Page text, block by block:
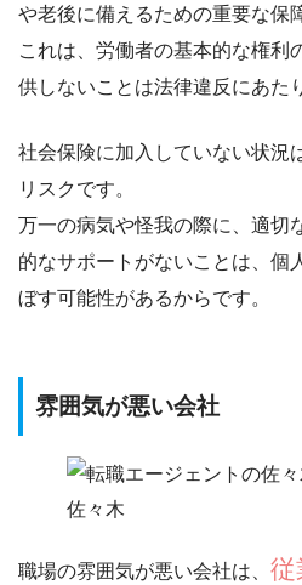
や老後に備えるための重要な保
これは、労働者の基本的な権利
供しないことは法律違反にあた
社会保険に加入していない状況
リスク です。
万一の病気や怪我の際に、適切
的なサポートがないことは、個
ぼす可能性があるからです。
雰囲気が悪い会社
佐々木
職場の雰囲気が悪い会社は、 従